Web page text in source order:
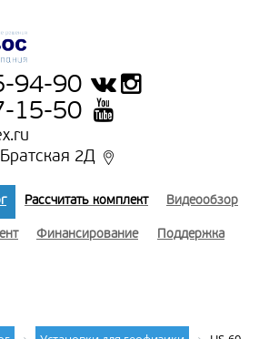
94-90
15-50
2Д
Рассчитать комплект Видеообзор
Финансирование Поддержка